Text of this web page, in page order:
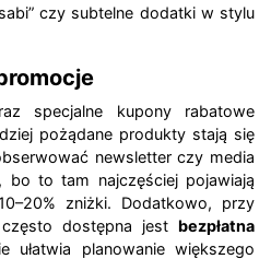
czy subtelne dodatki w stylu
specjalne kupony rabatowe
pożądane produkty stają się
newsletter czy media
bo to tam najczęściej pojawiają
zniżki. Dodatkowo, przy
dostępna jest bezpłatna
ułatwia planowanie większego